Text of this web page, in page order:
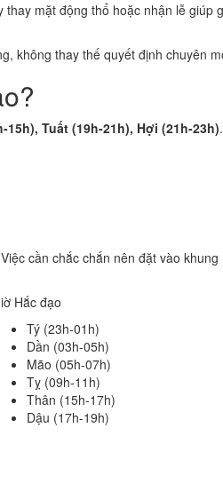
mặt động thổ hoặc nhận lễ giúp
không thay thế quyết định chuyên
Tuất (19h-21h), Hợi (21h-23h)
cần chắc chắn nên đặt vào
Hắc đạo
Tý (23h-01h)
Dần (03h-05h)
Mão (05h-07h)
Tỵ (09h-11h)
Thân (15h-17h)
Dậu (17h-19h)